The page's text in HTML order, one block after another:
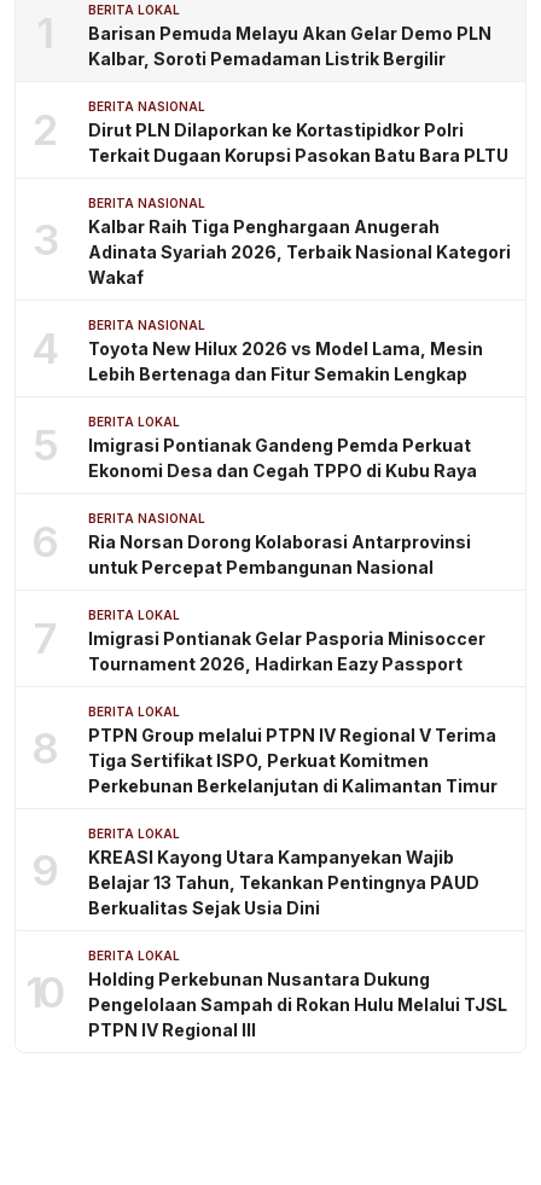
1 BERITA LOKAL
Barisan Pemuda Melayu Akan Gelar Demo PLN
Kalbar, Soroti Pemadaman Listrik Bergilir
2 BERITA NASIONAL
Dirut PLN Dilaporkan ke Kortastipidkor Polri
Terkait Dugaan Korupsi Pasokan Batu Bara PLTU
3
BERITA NASIONAL
Kalbar Raih Tiga Penghargaan Anugerah
Adinata Syariah 2026, Terbaik Nasional Kategori
Wakaf
4 BERITA NASIONAL
Toyota New Hilux 2026 vs Model Lama, Mesin
Lebih Bertenaga dan Fitur Semakin Lengkap
5 BERITA LOKAL
Imigrasi Pontianak Gandeng Pemda Perkuat
Ekonomi Desa dan Cegah TPPO di Kubu Raya
6 BERITA NASIONAL
Ria Norsan Dorong Kolaborasi Antarprovinsi
untuk Percepat Pembangunan Nasional
7 BERITA LOKAL
Imigrasi Pontianak Gelar Pasporia Minisoccer
Tournament 2026, Hadirkan Eazy Passport
8
BERITA LOKAL
PTPN Group melalui PTPN IV Regional V Terima
Tiga Sertifikat ISPO, Perkuat Komitmen
Perkebunan Berkelanjutan di Kalimantan Timur
9
BERITA LOKAL
KREASI Kayong Utara Kampanyekan Wajib
Belajar 13 Tahun, Tekankan Pentingnya PAUD
Berkualitas Sejak Usia Dini
10
BERITA LOKAL
Holding Perkebunan Nusantara Dukung
Pengelolaan Sampah di Rokan Hulu Melalui TJSL
PTPN IV Regional III